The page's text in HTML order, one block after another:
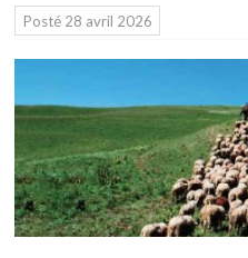
Ressources
Posté 28 avril 2026